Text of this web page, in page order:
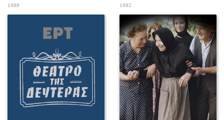
1988 1982